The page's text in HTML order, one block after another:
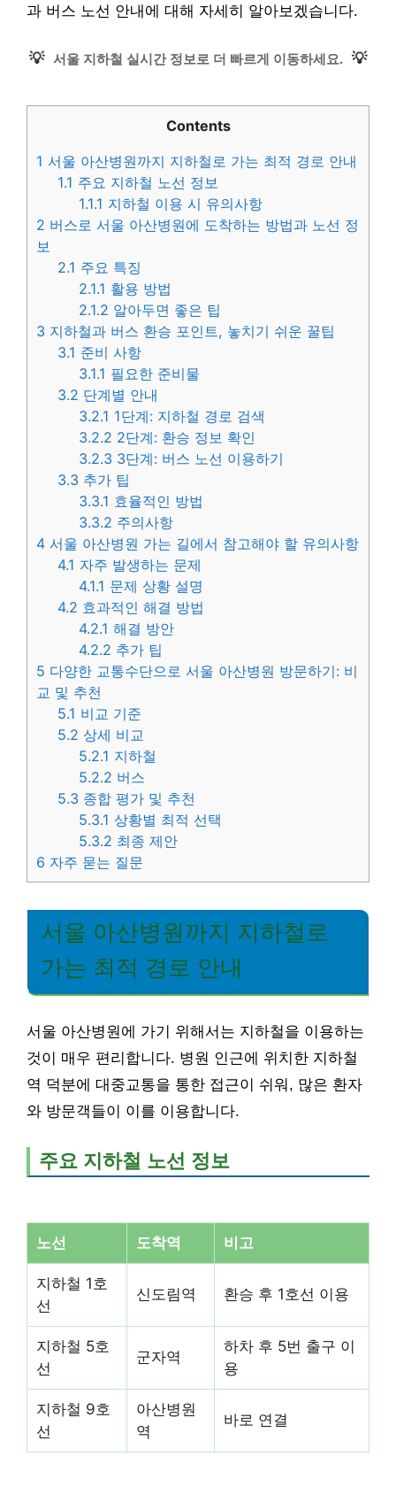
과 버스 노선 안내에 대해 자세히 알아보겠습니다.
💡 서울 지하철 실시간 정보로 더 빠르게 이동하세요. 💡
Contents
1 서울 아산병원까지 지하철로 가는 최적 경로 안내
1.1 주요 지하철 노선 정보
1.1.1 지하철 이용 시 유의사항
2 버스로 서울 아산병원에 도착하는 방법과 노선 정
보
2.1 주요 특징
2.1.1 활용 방법
2.1.2 알아두면 좋은 팁
3 지하철과 버스 환승 포인트, 놓치기 쉬운 꿀팁
3.1 준비 사항
3.1.1 필요한 준비물
3.2 단계별 안내
3.2.1 1단계: 지하철 경로 검색
3.2.2 2단계: 환승 정보 확인
3.2.3 3단계: 버스 노선 이용하기
3.3 추가 팁
3.3.1 효율적인 방법
3.3.2 주의사항
4 서울 아산병원 가는 길에서 참고해야 할 유의사항
4.1 자주 발생하는 문제
4.1.1 문제 상황 설명
4.2 효과적인 해결 방법
4.2.1 해결 방안
4.2.2 추가 팁
5 다양한 교통수단으로 서울 아산병원 방문하기: 비
교 및 추천
5.1 비교 기준
5.2 상세 비교
5.2.1 지하철
5.2.2 버스
5.3 종합 평가 및 추천
5.3.1 상황별 최적 선택
5.3.2 최종 제안
6 자주 묻는 질문
서울 아산병원까지 지하철로
가는 최적 경로 안내
서울 아산병원에 가기 위해서는 지하철을 이용하는
것이 매우 편리합니다. 병원 인근에 위치한 지하철
역 덕분에 대중교통을 통한 접근이 쉬워, 많은 환자
와 방문객들이 이를 이용합니다.
주요 지하철 노선 정보
노선 도착역 비고
지하철 1호
선
신도림역 환승 후 1호선 이용
지하철 5호
선
군자역
하차 후 5번 출구 이
용
지하철 9호
선
아산병원
역
바로 연결